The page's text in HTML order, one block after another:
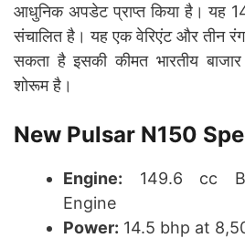
आधुनिक अपडेट प्राप्त किया है। यह
संचालित है। यह एक वेरिएंट और तीन
सकता है इसकी कीमत भारतीय
शोरूम है।
New Pulsar N150
Engine: 149.6 cc
Engine
Power: 14.5 bhp at